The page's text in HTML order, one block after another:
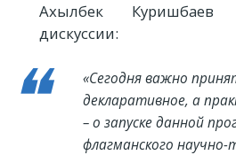
Ахылбек
дискуссии:
«Сегодня важно
декларативное, а
– о запуске данной
флагманского научно-